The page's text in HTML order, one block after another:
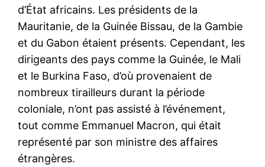
d’État africains. Les présidents de la
Mauritanie, de la Guinée Bissau, de la Gambie
et du Gabon étaient présents. Cependant, les
dirigeants des pays comme la Guinée, le Mali
et le Burkina Faso, d’où provenaient de
nombreux tirailleurs durant la période
coloniale, n’ont pas assisté à l’événement,
tout comme Emmanuel Macron, qui était
représenté par son ministre des affaires
étrangères.